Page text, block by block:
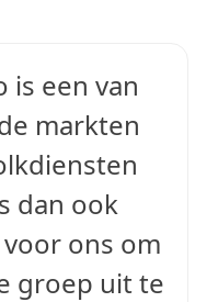
is een van
markten
dan ook
ons om
groep uit te